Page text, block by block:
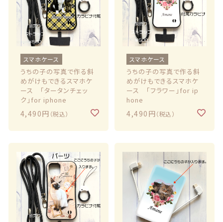
スマホケース
うちの子の写真で作る斜
めがけもできるスマホケ
ース 「タータンチェッ
ク」for iphone
4,490円 （税込）
スマホケース
うちの子の写真で作る斜
めがけもできるスマホケ
ース 「フラワー」for ip
hone
4,490円（税込）